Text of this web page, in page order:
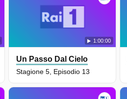
1:00:00
Un Passo Dal Cielo
Stagione 5, Episodio 13